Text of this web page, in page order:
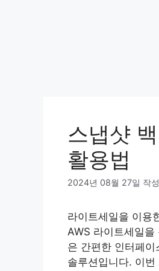
스냅샷
활용법
2024년 08월 27일 작
라이트세일을 이용
AWS 라이트세일
은 간편한 인터페
솔루션입니다. 이